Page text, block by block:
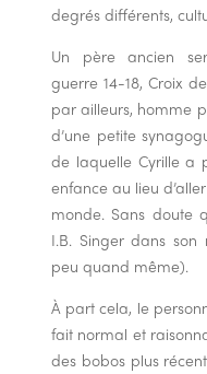
degrés différents,
Un père ancien
guerre 14-18, Croix
par ailleurs, homme
d’une petite
de laquelle Cyrille a
enfance au lieu
monde. Sans doute
I.B. Singer dans
peu quand même).
À part cela, le
fait normal et
des bobos plus